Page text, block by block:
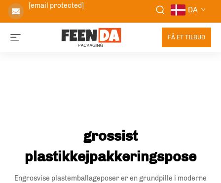
[email protected] DA
FÅ ET TILBUD
grossist
plastikkejpakkeringspose
Engrosvise plastemballageposer er en grundpille i moderne